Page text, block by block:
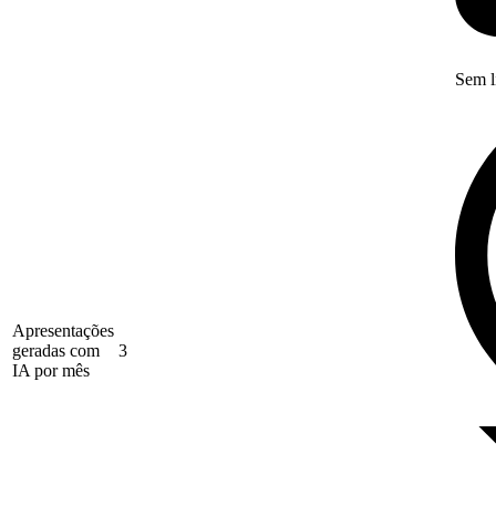
Apresentações
geradas com
IA por mês
3
Sem